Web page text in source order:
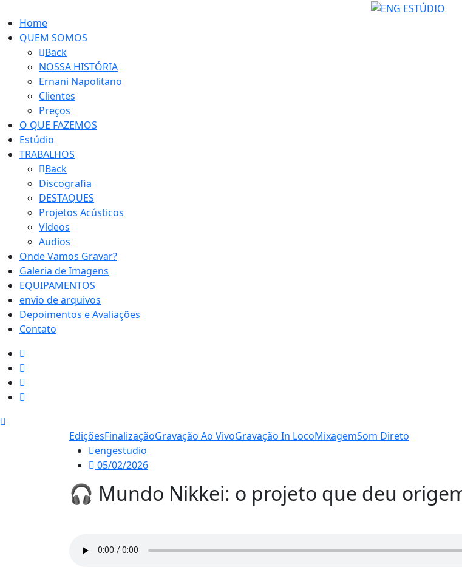
Home
QUEM SOMOS
Back
NOSSA HISTÓRIA
Ernani Napolitano
Clientes
Preços
O QUE FAZEMOS
Estúdio
TRABALHOS
Back
Discografia
DESTAQUES
Projetos Acústicos
Vídeos
Audios
Onde Vamos Gravar?
Galeria de Imagens
EQUIPAMENTOS
envio de arquivos
Depoimentos e Avaliações
Contato
EdiçõesFinalizaçãoGravação Ao VivoGravação In LocoMixagemSom Direto
engestudio
05/02/2026
🎧 Mundo Nikkei: o projeto que deu